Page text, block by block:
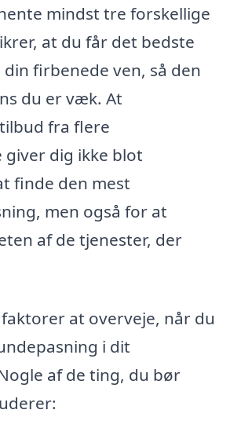
mindst tre forskellige
at du får det bedste
firbenede ven, så den
du er væk. At
fra flere
giver dig ikke blot
finde den mest
men også for at
af de tjenester, der
at overveje, når du
i dit
af de ting, du bør